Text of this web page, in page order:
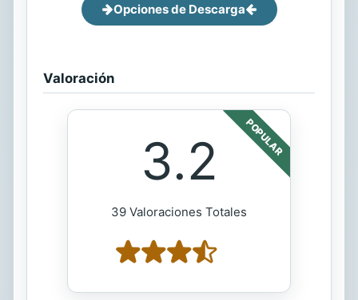
Opciones de Descarga
Valoración
POPULAR
3.2
39 Valoraciones Totales